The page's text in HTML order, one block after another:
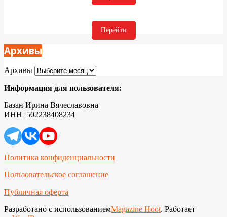
Перейти
Архивы
Архивы
Информация для пользователя:
Базан Ирина Вячеславовна
ИНН 502238408234
Политика конфиденциальности
Пользовательское соглашение
Публичная оферта
Разработано с использованиемMagazine Hoot. Работает